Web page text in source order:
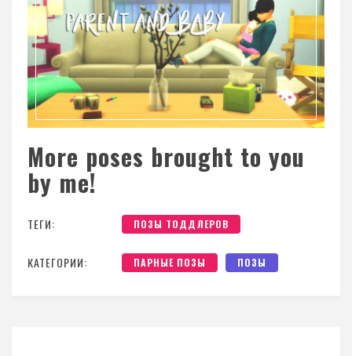
More poses brought to you
by me!
ТЕГИ: ПОЗЫ ТОДДЛЕРОВ
КАТЕГОРИИ: ПАРНЫЕ ПОЗЫ ПОЗЫ